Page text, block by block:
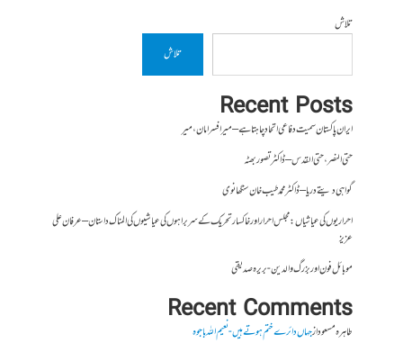
تلاش
تلاش
Recent Posts
ایران پاکستان سمیت دفاعی اتحاد چاہتا ہے – میر افسر امان،میر
حتی النصر ، حتی القدس – ڈاکٹر تصور بھٹہ
گواہی دیتے دریا – ڈاکٹر محمد طیب خان سنگھانوی
احراریوں کی عیاشیاں : مجلس احرار اور خاکسار تحریک کے سربراہوں کی عیاشیوں کی المناک داستان – عرفان علی
عزیز
موبائل فون اور بزرگ والدین- بریرہ صدیقی
Recent Comments
طاہرہ مسعودازجہاں دائرے ختم ہوتے ہیں- نعیم اللہ باجوہ